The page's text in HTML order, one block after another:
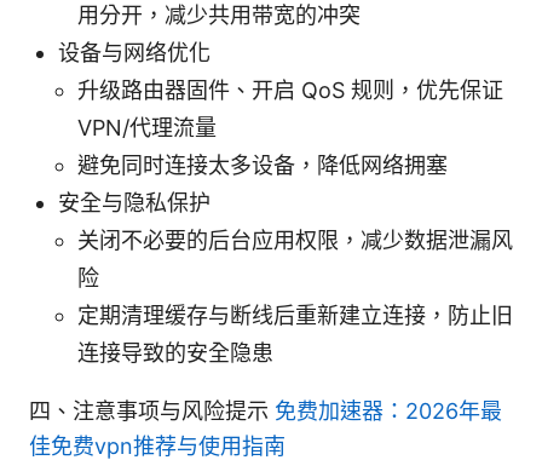
用分开，减少共用带宽的冲突
设备与网络优化
升级路由器固件、开启 QoS 规则，优先保证
VPN/代理流量
避免同时连接太多设备，降低网络拥塞
安全与隐私保护
关闭不必要的后台应用权限，减少数据泄漏风
险
定期清理缓存与断线后重新建立连接，防止旧
连接导致的安全隐患
四、注意事项与风险提示 免费加速器：2026年最
佳免费vpn推荐与使用指南